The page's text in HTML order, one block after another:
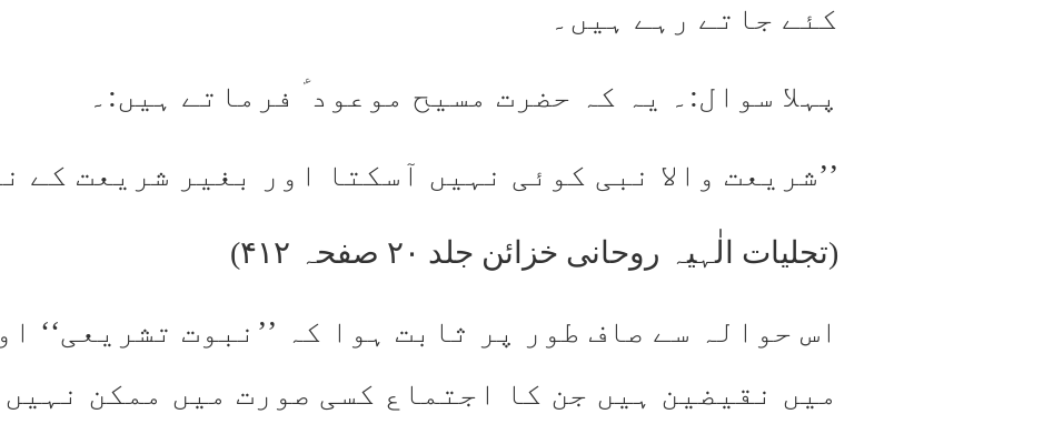
کئے جاتے رہے ہیں۔
پہلا سوال:۔ یہ کہ حضرت مسیح موعود ؑ فرماتے ہیں:۔
’’شریعت والا نبی کوئی نہیں آسکتا اور بغیر شریعت کے
(تجلیات الٰہیہ روحانی خزائن جلد ۲۰ صفحہ ۴۱۲)
اس حوالہ سے صاف طور پر ثابت ہوا کہ ’’نبوت تشریعی‘‘
میں نقیضین ہیں جن کا اجتماع کسی صورت میں ممکن